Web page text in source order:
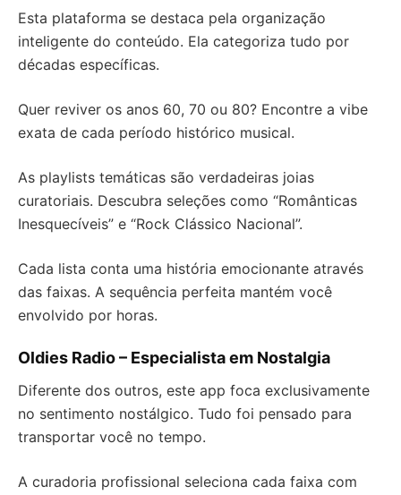
Esta plataforma se destaca pela organização
inteligente do conteúdo. Ela categoriza tudo por
décadas específicas.
Quer reviver os anos 60, 70 ou 80? Encontre a vibe
exata de cada período histórico musical.
As playlists temáticas são verdadeiras joias
curatoriais. Descubra seleções como “Românticas
Inesquecíveis” e “Rock Clássico Nacional”.
Cada lista conta uma história emocionante através
das faixas. A sequência perfeita mantém você
envolvido por horas.
Oldies Radio – Especialista em Nostalgia
Diferente dos outros, este app foca exclusivamente
no sentimento nostálgico. Tudo foi pensado para
transportar você no tempo.
A curadoria profissional seleciona cada faixa com